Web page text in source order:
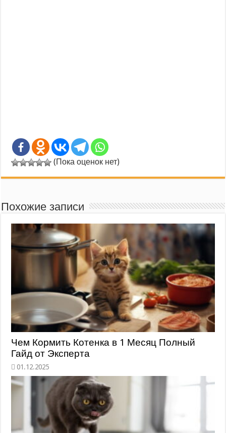
(Пока оценок нет)
Похожие записи
Чем Кормить Котенка в 1 Месяц Полный
Гайд от Эксперта